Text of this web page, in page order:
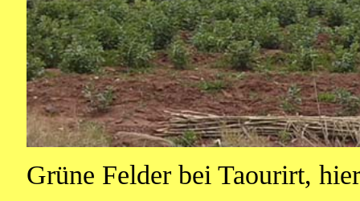
Grüne Felder bei Taourirt,